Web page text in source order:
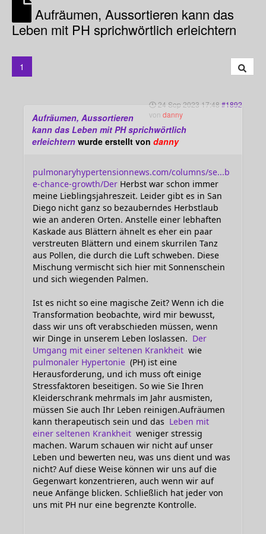
Aufräumen, Aussortieren kann das
Leben mit PH sprichwörtlich erleichtern
1
24 Sep 2023 17:48 #1892
vondanny
Aufräumen, Aussortieren
kann das Leben mit PH sprichwörtlich
erleichtern wurde erstellt von danny
pulmonaryhypertensionnews.com/columns/se...b
e-chance-growth/Der Herbst war schon immer
meine Lieblingsjahreszeit. Leider gibt es in San
Diego nicht ganz so bezauberndes Herbstlaub
wie an anderen Orten. Anstelle einer lebhaften
Kaskade aus Blättern ähnelt es eher ein paar
verstreuten Blättern und einem skurrilen Tanz
aus Pollen, die durch die Luft schweben. Diese
Mischung vermischt sich hier mit Sonnenschein
und sich wiegenden Palmen.
Ist es nicht so eine magische Zeit? Wenn ich die
Transformation beobachte, wird mir bewusst,
dass wir uns oft verabschieden müssen, wenn
wir Dinge in unserem Leben loslassen. Der
Umgang mit einer seltenen Krankheit wie
pulmonaler Hypertonie (PH) ist eine
Herausforderung, und ich muss oft einige
Stressfaktoren beseitigen. So wie Sie Ihren
Kleiderschrank mehrmals im Jahr ausmisten,
müssen Sie auch Ihr Leben reinigen.Aufräumen
kann therapeutisch sein und das Leben mit
einer seltenen Krankheit weniger stressig
machen. Warum schauen wir nicht auf unser
Leben und bewerten neu, was uns dient und was
nicht? Auf diese Weise können wir uns auf die
Gegenwart konzentrieren, auch wenn wir auf
neue Anfänge blicken. Schließlich hat jeder von
uns mit PH nur eine begrenzte Kontrolle.